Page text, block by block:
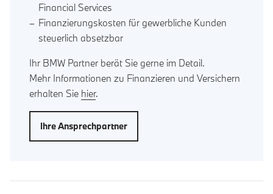
Financial Services
Finanzierungskosten für gewerbliche Kunden
steuerlich absetzbar
Ihr BMW Partner berät Sie gerne im Detail.
Mehr Informationen zu Finanzieren und Versichern
erhalten Sie hier.
Ihre Ansprechpartner